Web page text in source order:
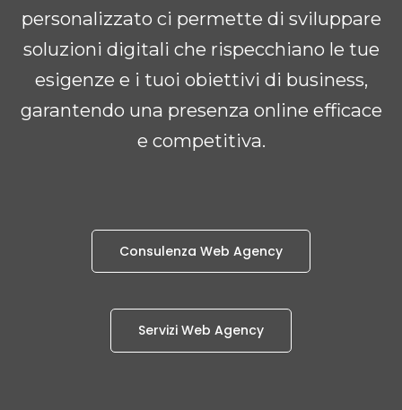
personalizzato ci permette di sviluppare
soluzioni digitali che rispecchiano le tue
esigenze e i tuoi obiettivi di business,
garantendo una presenza online efficace
e competitiva.
Consulenza Web Agency
Servizi Web Agency